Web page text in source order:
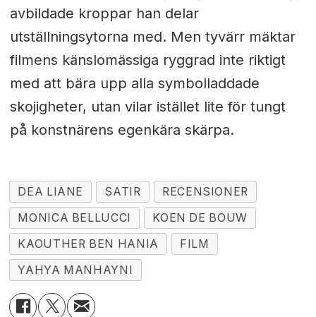
avbildade kroppar han delar
utställningsytorna med. Men tyvärr mäktar
filmens känslomässiga ryggrad inte riktigt
med att bära upp alla symbolladdade
skojigheter, utan vilar istället lite för tungt
på konstnärens egenkära skärpa.
DEA LIANE SATIR
RECENSIONER
MONICA BELLUCCI
KOEN DE BOUW
KAOUTHER BEN HANIA
FILM
YAHYA MANHAYNI